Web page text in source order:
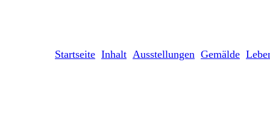
Startseite Inhalt Ausstellungen Gemälde